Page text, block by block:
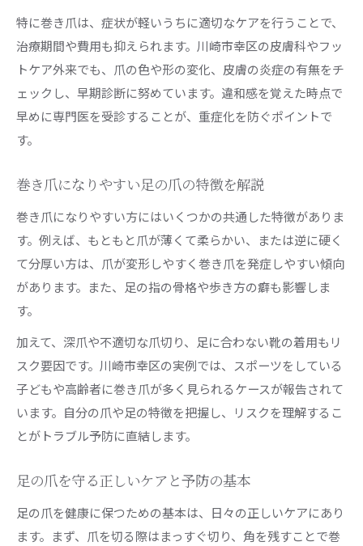
特に巻き爪は、症状が軽いうちに適切なケアを行うことで、
治療期間や費用も抑えられます。川崎市幸区の皮膚科やフッ
トケア外来でも、爪の色や形の変化、皮膚の炎症の有無をチ
ェックし、早期診断に努めています。違和感を覚えた時点で
早めに専門医を受診することが、重症化を防ぐポイントで
す。
巻き爪になりやすい足の爪の特徴を解説
巻き爪になりやすい方にはいくつかの共通した特徴がありま
す。例えば、もともと爪が薄くて柔らかい、または逆に硬く
て分厚い方は、爪が変形しやすく巻き爪を発症しやすい傾向
があります。また、足の指の骨格や歩き方の癖も影響しま
す。
加えて、深爪や不適切な爪切り、足に合わない靴の着用もリ
スク要因です。川崎市幸区の実例では、スポーツをしている
子どもや高齢者に巻き爪が多く見られるケースが報告されて
います。自分の爪や足の特徴を把握し、リスクを理解するこ
とがトラブル予防に直結します。
足の爪を守る正しいケアと予防の基本
足の爪を健康に保つための基本は、日々の正しいケアにあり
ます。まず、爪を切る際はまっすぐ切り、角を残すことで巻